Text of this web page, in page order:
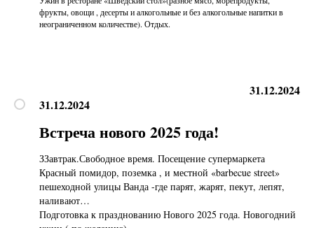
фрукты, овощи , десерты и алкогольные и без алкогольные напитки в
неограниченном количестве). Отдых.
31.12.2024
31.12.2024
Встреча нового 2025 года!
ЗЗавтрак.Свободное время. Посещение супермаркета
Красный помидор, поземка , и местной «barbecue street»
пешеходной улицы Ванда -где парят, жарят, пекут, лепят,
наливают…
Подготовка к празднованию Нового 2025 года. Новогодний